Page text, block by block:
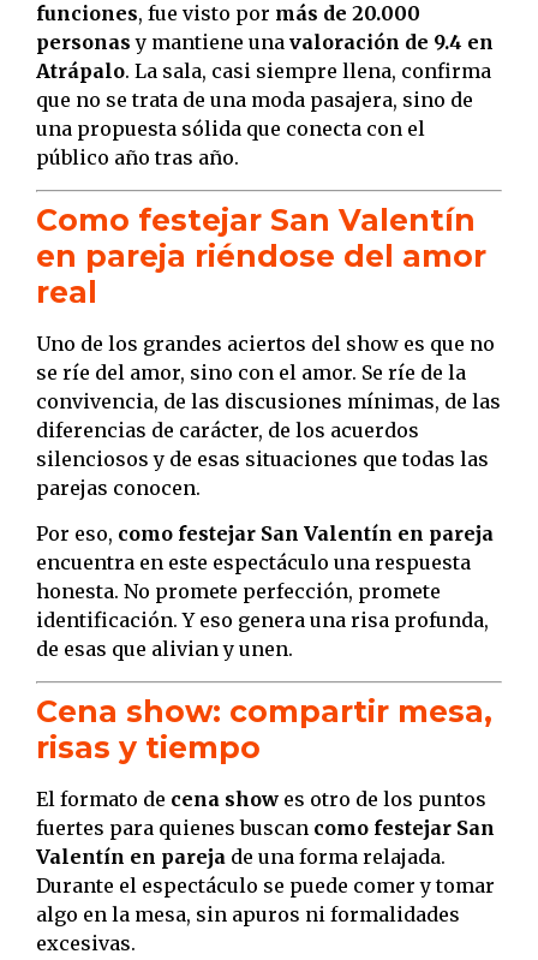
funciones, fue visto por más de 20.000
personas y mantiene una valoración de 9.4 en
Atrápalo. La sala, casi siempre llena, confirma
que no se trata de una moda pasajera, sino de
una propuesta sólida que conecta con el
público año tras año.
Como festejar San Valentín
en pareja riéndose del amor
real
Uno de los grandes aciertos del show es que no
se ríe del amor, sino con el amor. Se ríe de la
convivencia, de las discusiones mínimas, de las
diferencias de carácter, de los acuerdos
silenciosos y de esas situaciones que todas las
parejas conocen.
Por eso, como festejar San Valentín en pareja
encuentra en este espectáculo una respuesta
honesta. No promete perfección, promete
identificación. Y eso genera una risa profunda,
de esas que alivian y unen.
Cena show: compartir mesa,
risas y tiempo
El formato de cena show es otro de los puntos
fuertes para quienes buscan como festejar San
Valentín en pareja de una forma relajada.
Durante el espectáculo se puede comer y tomar
algo en la mesa, sin apuros ni formalidades
excesivas.